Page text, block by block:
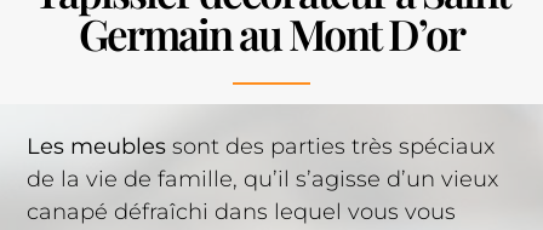
Germain au Mont D’or
Les meubles sont des parties très spéciaux
de la vie de famille, qu’il s’agisse d’un vieux
canapé défraîchi dans lequel vous vous